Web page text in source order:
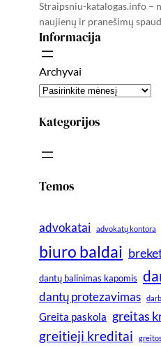
Straipsniu-katalogas.info –
naujienų ir pranešimų
Informacija
Archyvai
Kategorijos
Temos
advokatai advokatų kontora
biuro baldai
dantų balinimas kapomis
dantų protezavimas
Greita paskola greitas
greitieji kreditai